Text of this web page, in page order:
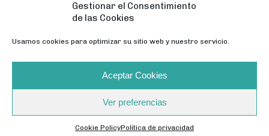
Gestionar el Consentimiento
de las Cookies
Usamos cookies para optimizar su sitio web y nuestro servicio.
Aceptar Cookies
Ver preferencias
Cookie PolicyPolítica de privacidad
ventas@antylop.com
ANTYLOP © 2021 Todos los derechos reservados ·
Política de privacidad·Cookies·Aviso Legal·Programa
TICCámaras